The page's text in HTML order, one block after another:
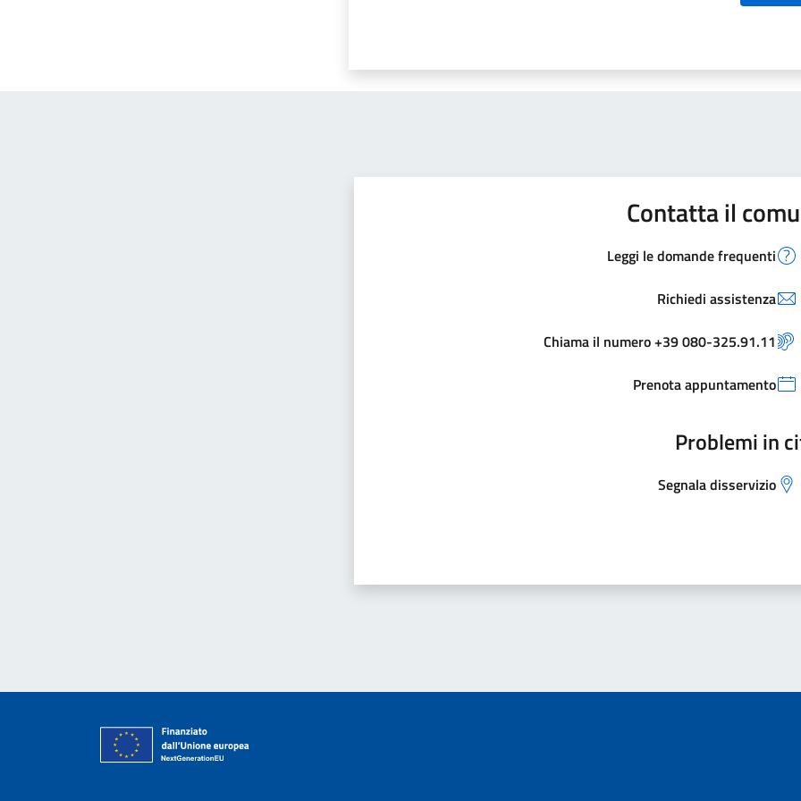
Contatta il
Leggi le domande frequenti
Richiedi assistenza
Chiama il numero +39 080-325.91.11
Prenota appuntamento
Problemi in
Segnala disservizio